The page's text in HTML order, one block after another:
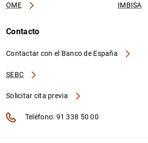
OME IMBISA
Contacto
Contactar con el Banco de España
SEBC
Solicitar cita previa
Teléfono: 91 338 50 00